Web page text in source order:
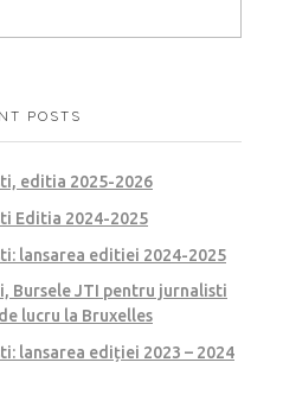
POSTS
editia 2025-2026
Editia 2024-2025
lansarea editiei 2024-2025
Bursele JTI pentru jurnalisti
lucru la Bruxelles
lansarea ediției 2023 – 2024